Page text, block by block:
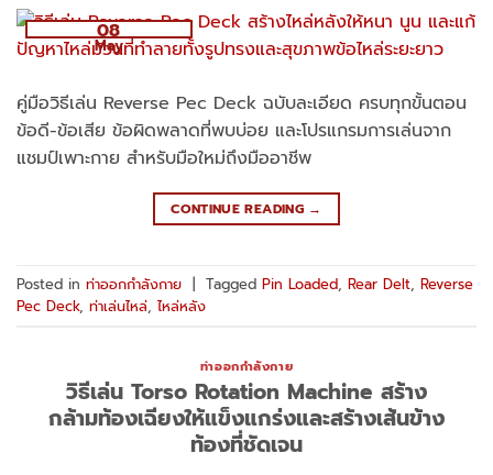
08
May
คู่มือวิธีเล่น Reverse Pec Deck ฉบับละเอียด ครบทุกขั้นตอน
ข้อดี-ข้อเสีย ข้อผิดพลาดที่พบบ่อย และโปรแกรมการเล่นจาก
แชมป์เพาะกาย สำหรับมือใหม่ถึงมืออาชีพ
CONTINUE READING →
Posted in ท่าออกกำลังกาย | Tagged Pin Loaded, Rear Delt, Reverse
Pec Deck, ท่าเล่นไหล่, ไหล่หลัง
ท่าออกกำลังกาย
วิธีเล่น Torso Rotation Machine สร้าง
กล้ามท้องเฉียงให้แข็งแกร่งและสร้างเส้นข้าง
ท้องที่ชัดเจน